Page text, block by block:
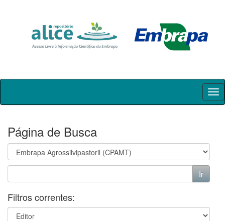
Skip
Página de Busca
Filtros correntes: